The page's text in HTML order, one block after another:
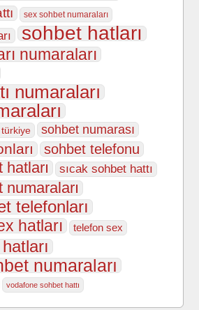
sex sohbet numaraları
sohbet hatları
numaraları
numaraları
sohbet numarası
sohbet telefonu
hatları sıcak sohbet hattı
numaraları
telefonları
hatları
telefon sex
numaraları
vodafone sohbet hattı